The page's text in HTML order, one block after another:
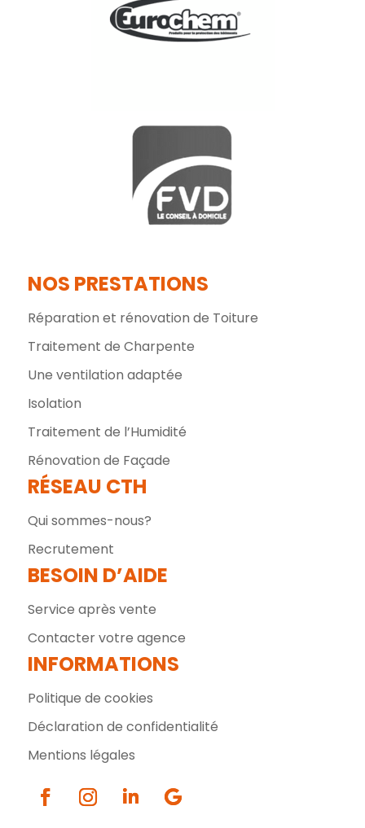
NOS PRESTATIONS
Réparation et rénovation de Toiture
Traitement de Charpente
Une ventilation adaptée
Isolation
Traitement de l’Humidité
Rénovation de Façade
RÉSEAU CTH
Qui sommes-nous?
Recrutement
BESOIN D’AIDE
Service après vente
Contacter votre agence
INFORMATIONS
Politique de cookies
Déclaration de confidentialité
Mentions légales